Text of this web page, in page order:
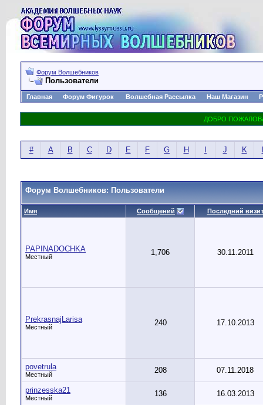
Форум Волшебников
Пользователи
Главная Форум Фигурок Волшебная Рассылка Наш Магазин
# A B C D E F G H J K
Форум Волшебников: Пользователи
Имя Сообщений Последний визит
PAPINADOCHKA
Местный 1,706 30.11.2011
PrekrasnajLarisa
Местный 240 17.10.2013
povetrula
Местный 208 07.11.2018
prinzesska21
Местный 136 16.03.2013